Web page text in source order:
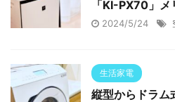
「KI-PX70」
2024/5/24
生活家電
縦型からドラム